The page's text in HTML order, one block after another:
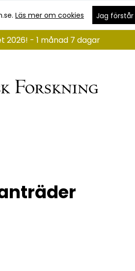
Läs mer om cookies Jag förstår
2026! - 1 månad 7 dagar